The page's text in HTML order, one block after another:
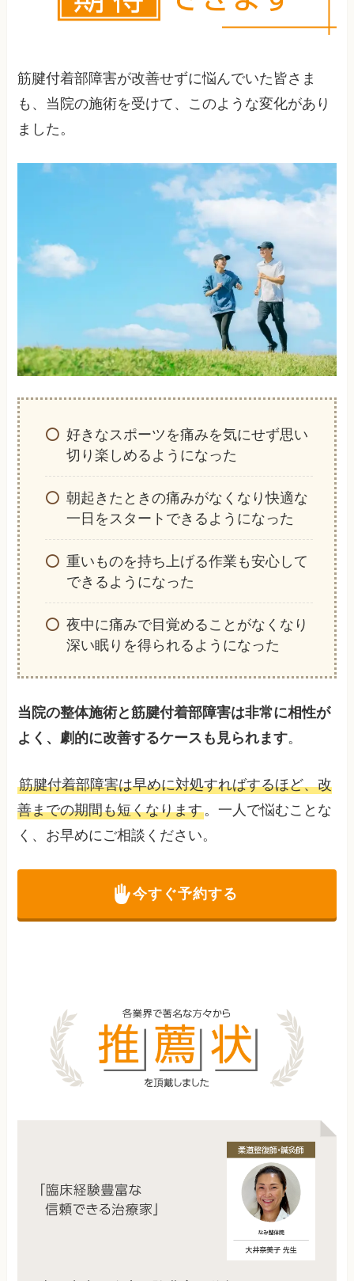
筋腱付着部障害が改善せずに悩んでいた皆さま
も、当院の施術を受けて、このような変化があり
ました。
好きなスポーツを痛みを気にせず思い
切り楽しめるようになった
朝起きたときの痛みがなくなり快適な
一日をスタートできるようになった
重いものを持ち上げる作業も安心して
できるようになった
夜中に痛みで目覚めることがなくなり
深い眠りを得られるようになった
当院の整体施術と筋腱付着部障害は非常に相性が
よく、劇的に改善するケースも見られます。
筋腱付着部障害は早めに対処すればするほど、改
善までの期間も短くなります。一人で悩むことな
く、お早めにご相談ください。
今すぐ予約する